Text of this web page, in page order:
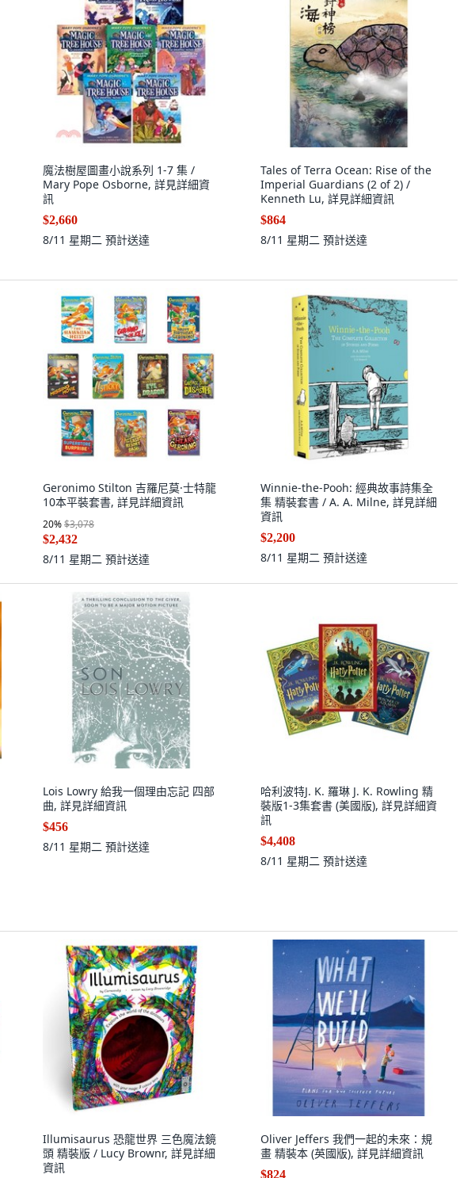
魔法樹屋圖畫小說系列 1-7 集 /
Mary Pope Osborne, 詳見詳細資
訊
$2,660
8/11 星期二 預計送達
Tales of Terra Ocean: Rise of the
Imperial Guardians (2 of 2) /
Kenneth Lu, 詳見詳細資訊
$864
8/11 星期二 預計送達
Geronimo Stilton 吉羅尼莫·士特龍
10本平裝套書, 詳見詳細資訊
20%$3,078
$2,432
8/11 星期二 預計送達
Winnie-the-Pooh: 經典故事詩集全
集 精裝套書 / A. A. Milne, 詳見詳細
資訊
$2,200
8/11 星期二 預計送達
Lois Lowry 給我一個理由忘記 四部
曲, 詳見詳細資訊
$456
8/11 星期二 預計送達
哈利波特J. K. 羅琳 J. K. Rowling 精
裝版1-3集套書 (美國版), 詳見詳細資
訊
$4,408
8/11 星期二 預計送達
Illumisaurus 恐龍世界 三色魔法鏡
頭 精裝版 / Lucy Brownr, 詳見詳細
資訊
Oliver Jeffers 我們一起的未來：規
畫 精裝本 (英國版), 詳見詳細資訊
$824